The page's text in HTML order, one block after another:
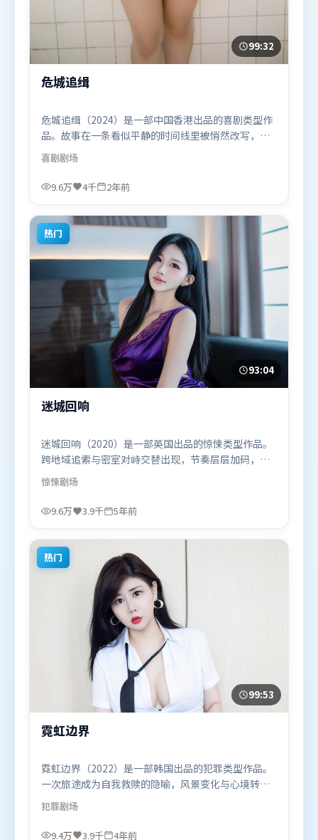
99:32
危城追缉
危城追缉（2024）是一部中国香港出品的喜剧类型作
品。故事在一条看似平静的时间线里被悄然改写，人
物被迫直面过去与现在的撕裂。视听风格统一而富有
实验感，配乐与画面情绪贴合。由阿彼尔邦执导，迪
皮卡·帕度柯妮、王景春、托尼·贾，艾米莉·布朗
月15日（中国香港）在部分地区首映上线，适合喜欢
喜剧题材的观众观看。
喜剧剧场
9.6万 4千 2年前
热门
93:04
迷城回响
迷城回响（2020）是一部英国出品的惊悚类型作品。
跨地域追索与密室对峙交替出现，节奏层层加码，张
力持续上扬。摄影与美术共同营造出强烈地域气质，
增强沉浸感。由北野武执导，艾米莉·布朗特、段奕
宏、黄渤，廖凡、胡歌等联袂出演。影片于2020年9
题材的观众观看。
惊悚剧场
9.6万 3.9千 5年前
热门
99:53
霓虹边界
霓虹边界（2022）是一部韩国出品的犯罪类型作品。
一次旅途成为自我救赎的隐喻，风景变化与心境转折
彼此呼应。视听风格统一而富有实验感，配乐与画面
情绪贴合。由薛晓路执导，刘德华、沈腾、易烊千
玺，全智贤、长泽雅美等联袂出演。影片于2022年7
犯罪剧场
9.4万 3.9千 4年前